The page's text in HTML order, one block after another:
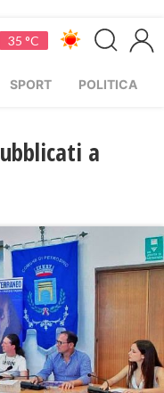
35 °C
SPORT POLITICA
a